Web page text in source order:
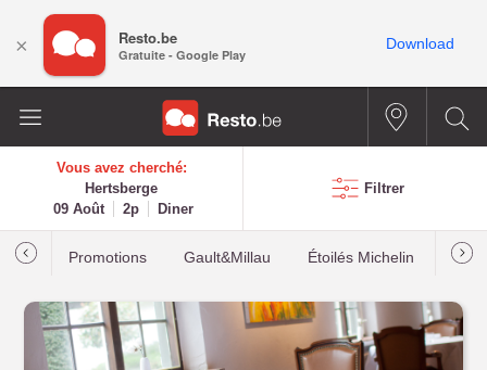
Vous avez cherché:
Hertsberge
09 Août
2p Diner
Filtrer
Promotions Gault&Millau Étoilés Michelin Les
× Resto.be
Gratuite - Google Play
Download